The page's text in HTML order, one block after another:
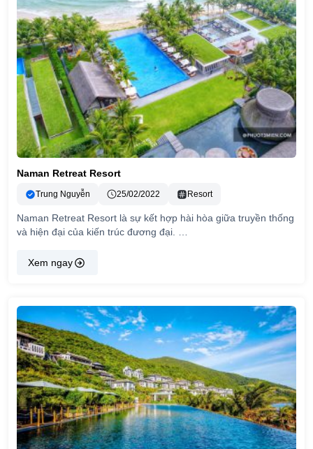
Naman Retreat Resort
Trung Nguyễn 25/02/2022 Resort
Naman Retreat Resort là sự kết hợp hài hòa giữa truyền thống
và hiện đại của kiến trúc đương đại. …
Xem ngay